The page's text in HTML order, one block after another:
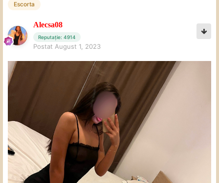
Escorta
Alecsa08
Reputație: 4914
Postat August 1, 2023